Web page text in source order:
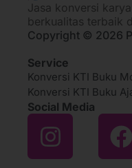
Jasa konversi
berkualitas terbaik
Copyright © 2026
Service
Konversi KTI Buku
Konversi KTI Buku
Social Media